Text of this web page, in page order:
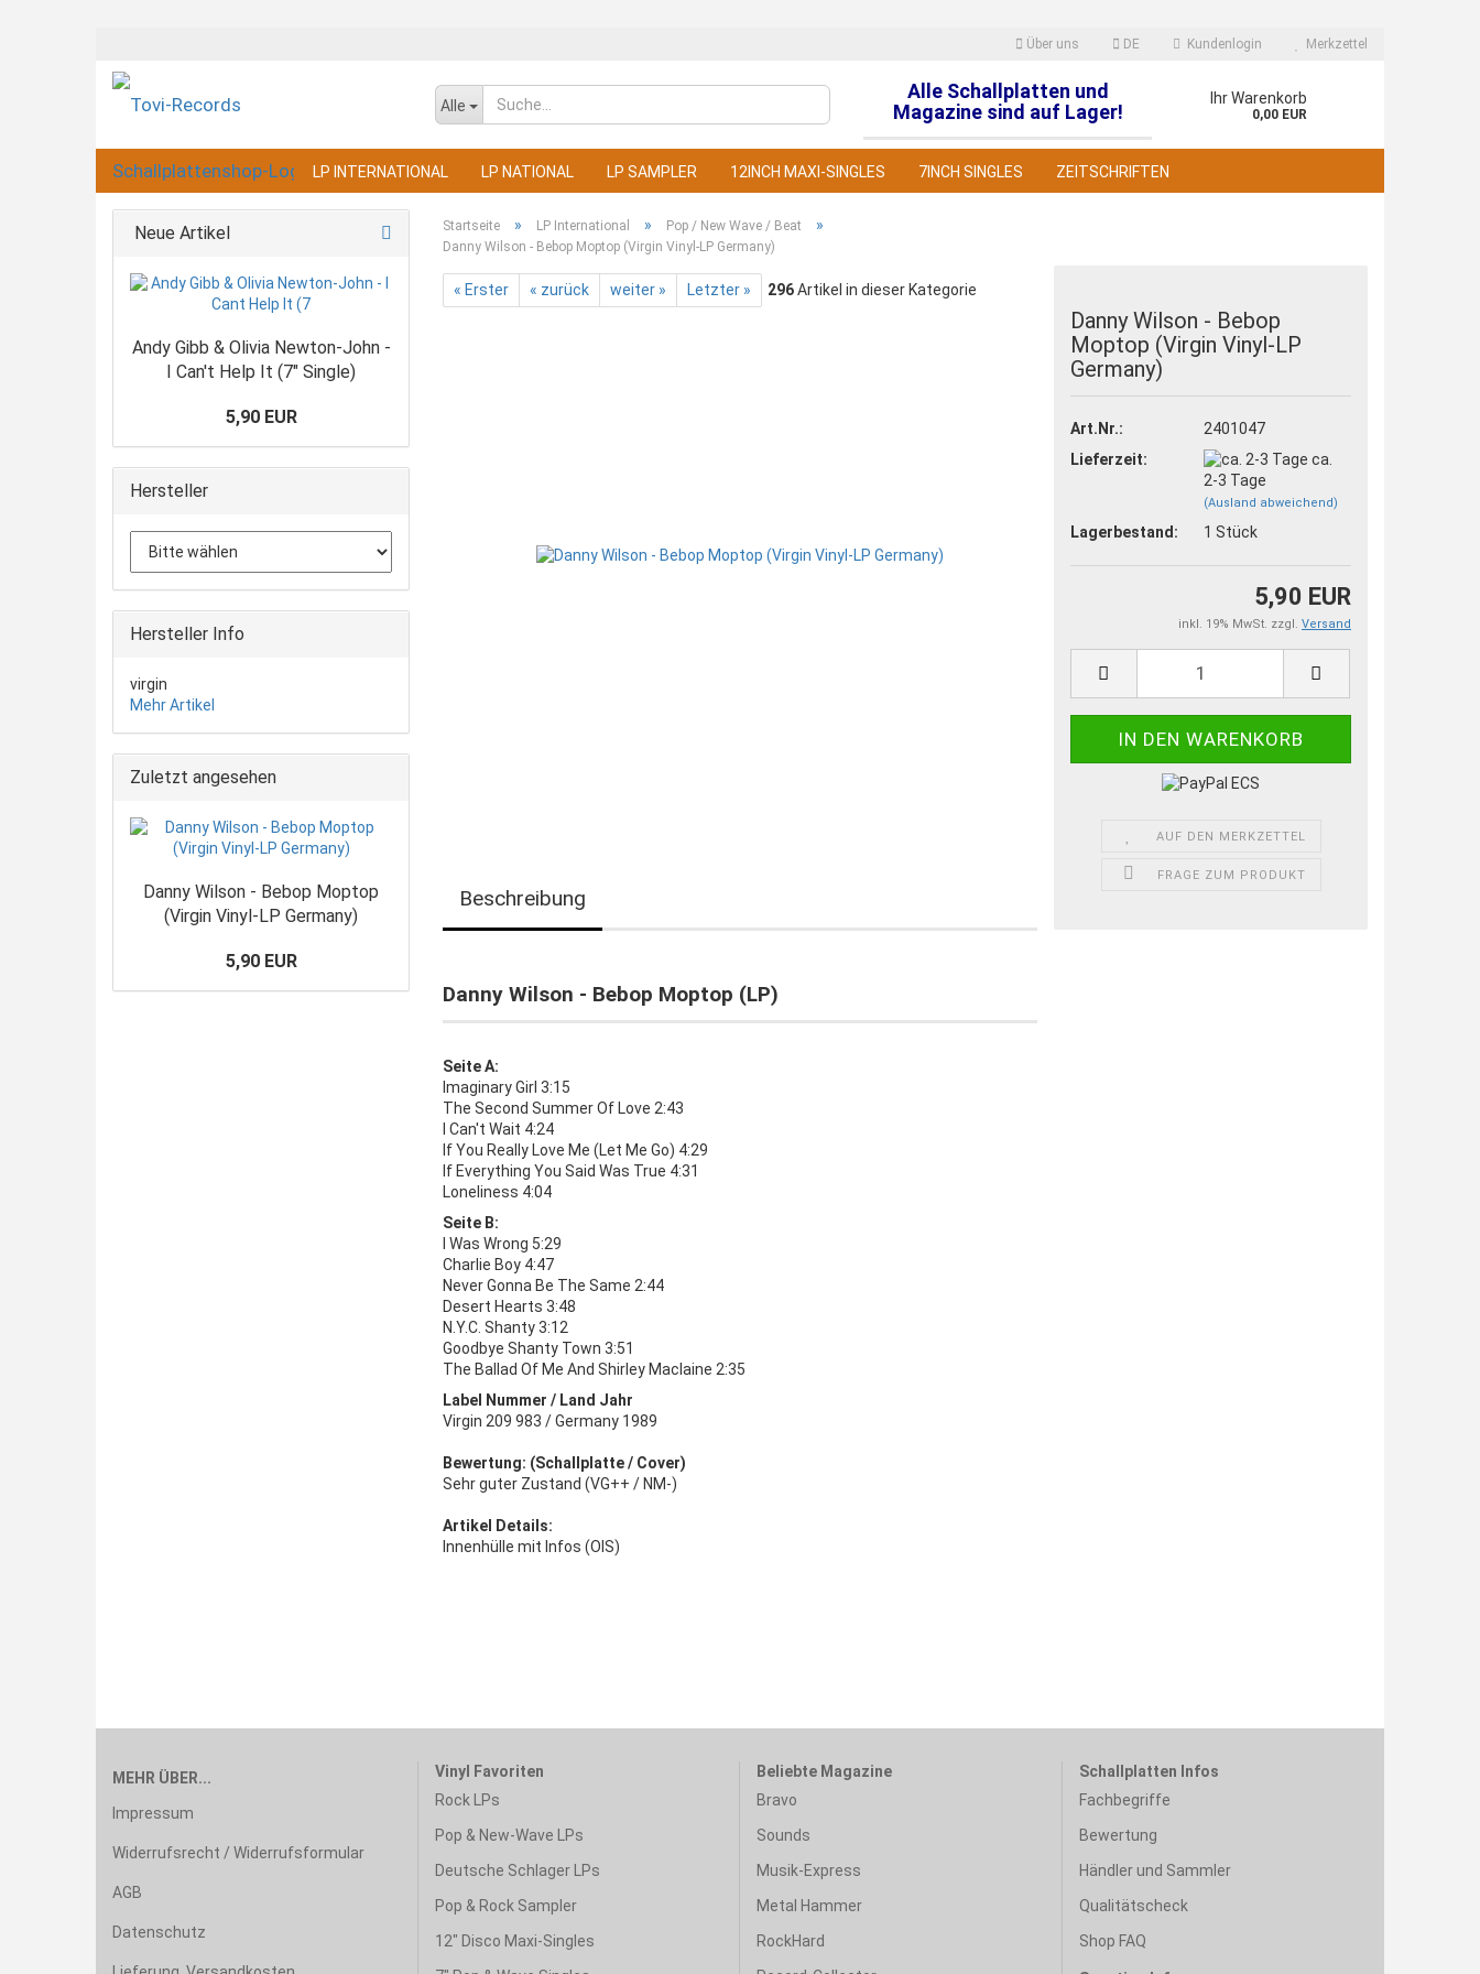
Über uns DE
Sprache auswählen
Kundenlogin
Passwort vergessen?
Merkzettel
Alle
Alle Schallplatten und
Magazine sind auf Lager!
Ihr Warenkorb
0,00 EUR
LP INTERNATIONAL LP NATIONAL LP SAMPLER 12INCH MAXI-SINGLES 7INCH SINGLES ZEITSCHRIFTEN
Startseite » LP International » Pop / New Wave / Beat »
Danny Wilson - Bebop Moptop (Virgin Vinyl-LP Germany)
« Erster « zurück weiter » Letzter » 296Artikel in dieser Kategorie
Danny Wilson - Bebop
Moptop (Virgin Vinyl-LP
Germany)
Art.Nr.:
2401047
Lieferzeit:
ca.
2-3 Tage
(Ausland abweichend)
Lagerbestand: 1Stück
5,90 EUR
inkl. 19% MwSt. zzgl. Versand
AUF DEN MERKZETTEL
FRAGE ZUM PRODUKT
Beschreibung
Danny Wilson - Bebop Moptop (LP)
Seite A:
Imaginary Girl 3:15
The Second Summer Of Love 2:43
I Can't Wait 4:24
If You Really Love Me (Let Me Go) 4:29
If Everything You Said Was True 4:31
Loneliness 4:04
Seite B:
I Was Wrong 5:29
Charlie Boy 4:47
Never Gonna Be The Same 2:44
Desert Hearts 3:48
N.Y.C. Shanty 3:12
Goodbye Shanty Town 3:51
The Ballad Of Me And Shirley Maclaine 2:35
Label Nummer / Land Jahr
Virgin 209 983 / Germany 1989
Bewertung: (Schallplatte / Cover)
Sehr guter Zustand (VG++ / NM-)
Artikel Details:
Innenhülle mit Infos (OIS)
Neue Artikel
Andy Gibb & Olivia Newton-John -
I Can't Help It (7" Single)
5,90 EUR
Hersteller
Hersteller Info
virgin
Mehr Artikel
Zuletzt angesehen
Danny Wilson - Bebop Moptop
(Virgin Vinyl-LP Germany)
5,90 EUR
MEHR ÜBER...
Impressum
Widerrufsrecht / Widerrufsformular
AGB
Datenschutz
Vinyl Favoriten
Rock LPs
Pop & New-Wave LPs
Deutsche Schlager LPs
Pop & Rock Sampler
12" Disco Maxi-Singles
Beliebte Magazine
Bravo
Sounds
Musik-Express
Metal Hammer
RockHard
Schallplatten Infos
Fachbegriffe
Bewertung
Händler und Sammler
Qualitätscheck
Shop FAQ